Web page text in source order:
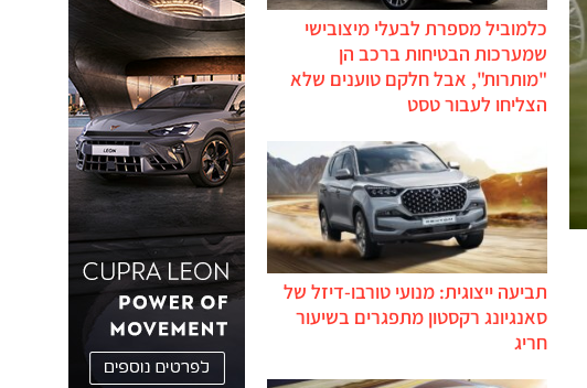
כלמוביל מספרת לבעלי מיצובישי
שמערכות הבטיחות ברכב הן
"מותרות", אבל חלקם טוענים שלא
הצליחו לעבור טסט
תביעה ייצוגית: מנועי טורבו-דיזל של
סאנגיונג רקסטון מתפגרים בשיעור
חריג